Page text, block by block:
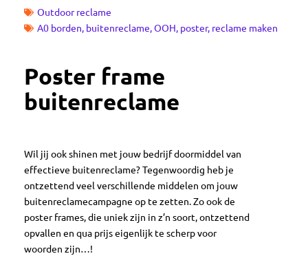
Outdoor reclame
A0 borden, buitenreclame,OOH, poster, reclame maken
Poster frame
buitenreclame
Wil jij ook shinen met jouw bedrijf doormiddel van
effectieve buitenreclame? Tegenwoordig heb je
ontzettend veel verschillende middelen om jouw
buitenreclamecampagne op te zetten. Zo ook de
poster frames, die uniek zijn in z’n soort, ontzettend
opvallen en qua prijs eigenlijk te scherp voor
woorden zijn…!